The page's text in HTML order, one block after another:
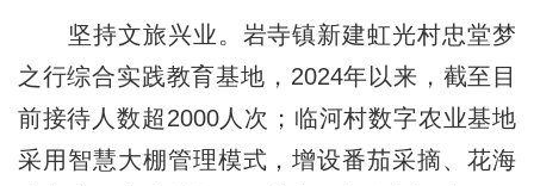
坚持文旅兴业。岩寺镇新建虹光村忠堂梦
之行综合实践教育基地，2024年以来，截至目
前接待人数超2000人次；临河村数字农业基地
采用智慧大棚管理模式，增设番茄采摘、花海